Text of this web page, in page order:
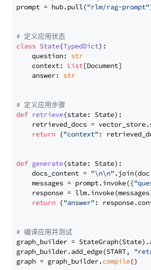
prompt = hub.pull("rlm/rag-prompt"
# 定义应用状态
class State(TypedDict):
    question:
str
    context:
List[Document]
    answer:
str
# 定义应用步骤
def retrieve(state: State):
retrieved_docs =
return {"context" :
def generate(state: State):
    docs_content =
"\n\n"
    messages = prompt.invoke({
response =
return {"answer" :
# 编译应用并测试
graph_builder =
graph_builder.add_edge(START,
graph = graph_builder.compile